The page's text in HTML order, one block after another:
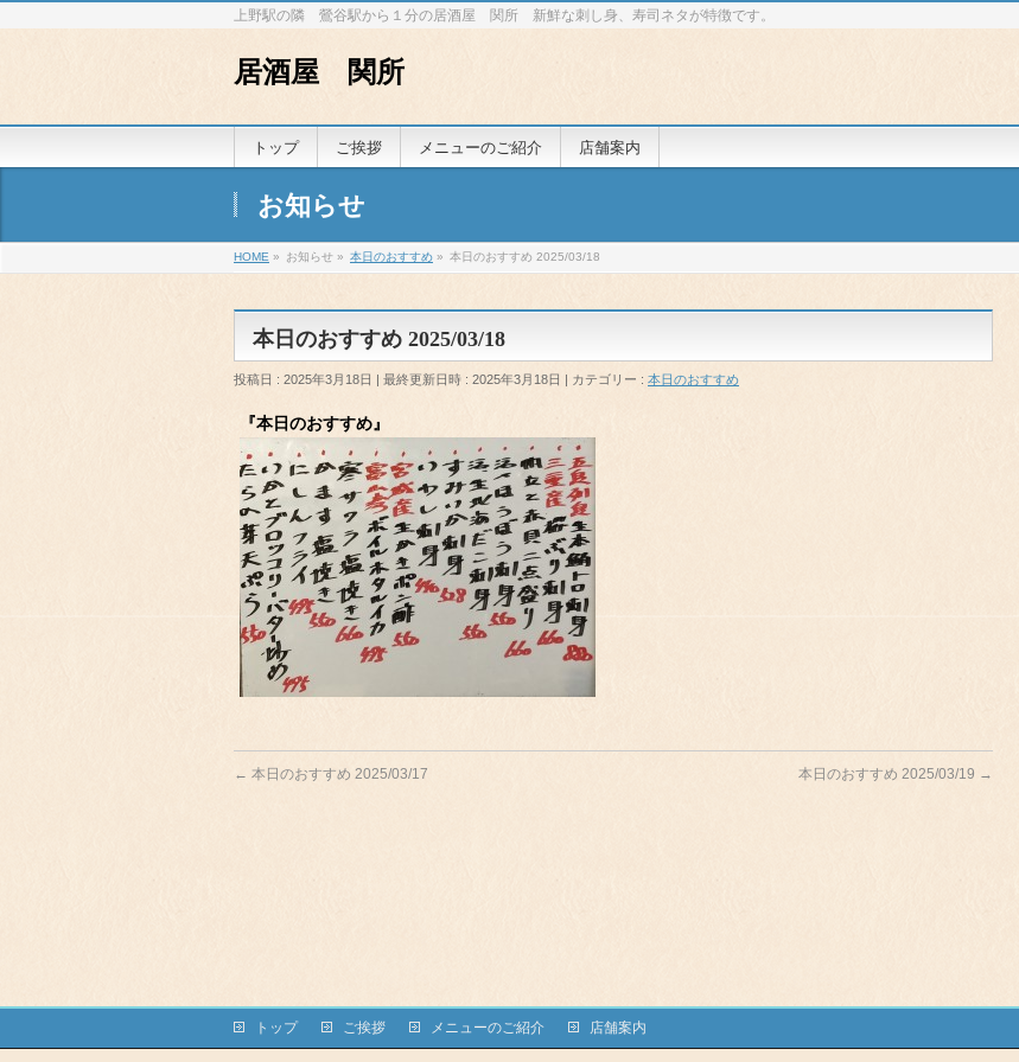
上野駅の隣 鶯谷駅から１分の居酒屋 関所 新鮮な刺し身、寿司ネタが特徴です。
居酒屋 関所
トップ ご挨拶 メニューのご紹介 店舗案内
お知らせ
HOME » お知らせ » 本日のおすすめ » 本日のおすすめ 2025/03/18
本日のおすすめ 2025/03/18
投稿日 : 2025年3月18日 最終更新日時 : 2025年3月18日 カテゴリー : 本日のおすすめ
『本日のおすすめ』
← 本日のおすすめ 2025/03/17 本日のおすすめ 2025/03/19 →
トップ ご挨拶 メニューのご紹介 店舗案内